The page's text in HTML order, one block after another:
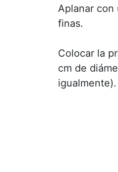
Aplanar con
finas.
Colocar la
cm de
igualmente).